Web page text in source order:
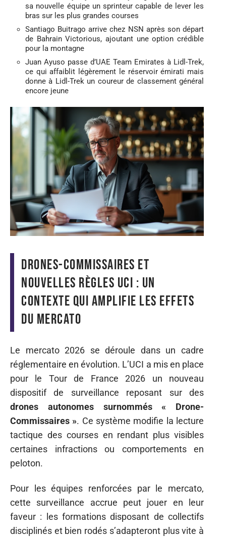
sa nouvelle équipe un sprinteur capable de lever les
bras sur les plus grandes courses
Santiago Buitrago arrive chez NSN après son départ
de Bahrain Victorious, ajoutant une option crédible
pour la montagne
Juan Ayuso passe d’UAE Team Emirates à Lidl-Trek,
ce qui affaiblit légèrement le réservoir émirati mais
donne à Lidl-Trek un coureur de classement général
encore jeune
Drones-commissaires et
nouvelles règles UCI : un
contexte qui amplifie les effets
du mercato
Le mercato 2026 se déroule dans un cadre
réglementaire en évolution. L’UCI a mis en place
pour le Tour de France 2026 un nouveau
dispositif de surveillance reposant sur des
drones autonomes surnommés « Drone-
Commissaires ». Ce système modifie la lecture
tactique des courses en rendant plus visibles
certaines infractions ou comportements en
peloton.
Pour les équipes renforcées par le mercato,
cette surveillance accrue peut jouer en leur
faveur : les formations disposant de collectifs
disciplinés et bien rodés s’adapteront plus vite à